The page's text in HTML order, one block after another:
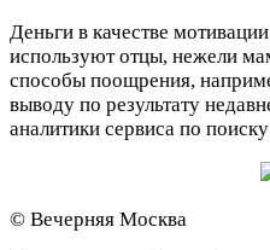
Деньги в качестве
используют отцы, нежели
способы поощрения,
выводу по результату
аналитики сервиса по
© Вечерняя Москва